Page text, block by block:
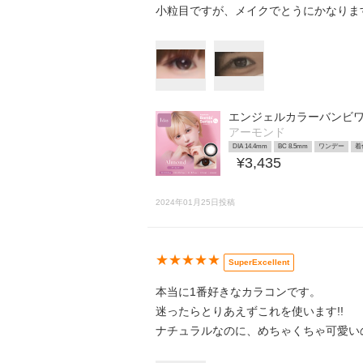
小粒目ですが、メイクでとうにかなりま
エンジェルカラーバンビ
アーモンド
DIA 14.4mm BC 8.5mm ワンデー 着
¥3,435
2024年01月25日投稿
★★★★★ SuperExcellent
本当に1番好きなカラコンです。
迷ったらとりあえずこれを使います!!
ナチュラルなのに、めちゃくちゃ可愛